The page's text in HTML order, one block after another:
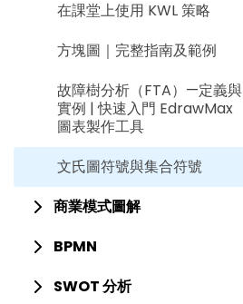
在課堂上使用 KWL 策略
方塊圖｜完整指南及範例
故障樹分析（FTA）—定義與
實例 | 快速入門 EdrawMax
圖表製作工具
文氏圖符號與集合符號
商業模式圖解
BPMN
SWOT 分析